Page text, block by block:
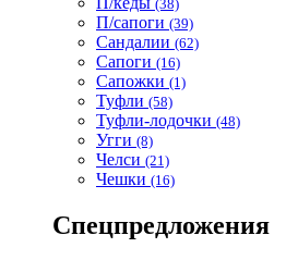
(38)
П/сапоги (39)
Сандалии (62)
Сапоги (16)
Сапожки (1)
Туфли (58)
Туфли-лодочки (48)
Угги (8)
Челси (21)
Чешки (16)
Спецпредложения